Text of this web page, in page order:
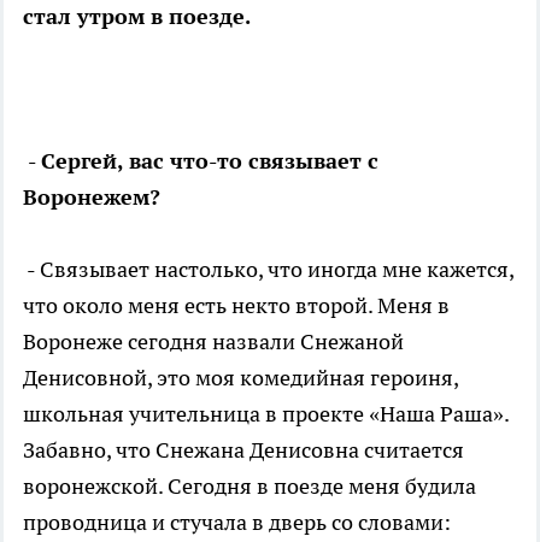
стал утром в поезде.
- Сергей, вас что-то связывает с
Воронежем?
- Связывает настолько, что иногда мне кажется,
что около меня есть некто второй. Меня в
Воронеже сегодня назвали Снежаной
Денисовной, это моя комедийная героиня,
школьная учительница в проекте «Наша Раша».
Забавно, что Снежана Денисовна считается
воронежской. Сегодня в поезде меня будила
проводница и стучала в дверь со словами: